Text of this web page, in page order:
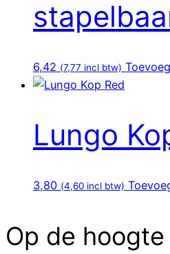
6,42 (7,77 incl btw)
Lungo
3,80 (4,60 incl btw)
Op de